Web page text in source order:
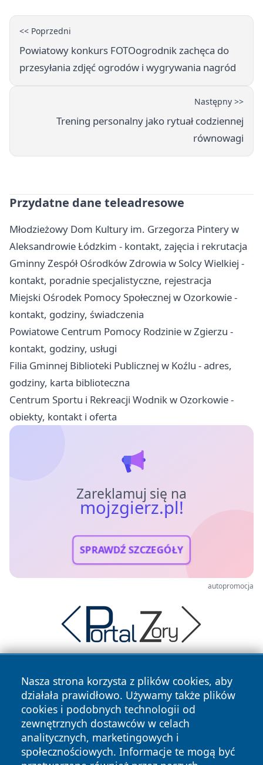
<< Poprzedni
Powiatowy konkurs FOTOogrodnik zachęca do
przesyłania zdjęć ogrodów i wygrywania nagród
Następny >>
Trening personalny jako rytuał codziennej
równowagi
Przydatne dane teleadresowe
Młodzieżowy Dom Kultury im. Grzegorza Pintery w
Aleksandrowie Łódzkim - kontakt, zajęcia i rekrutacja
Gminny Zespół Ośrodków Zdrowia w Solcy Wielkiej -
kontakt, poradnie specjalistyczne, rejestracja
Miejski Ośrodek Pomocy Społecznej w Ozorkowie -
kontakt, godziny, świadczenia
Powiatowe Centrum Pomocy Rodzinie w Zgierzu -
kontakt, godziny, usługi
Filia Gminnej Biblioteki Publicznej w Koźlu - adres,
godziny, karta biblioteczna
Centrum Sportu i Rekreacji Wodnik w Ozorkowie -
obiekty, kontakt i oferta
Zareklamuj się na
mojzgierz.pl!
SPRAWDŹ SZCZEGÓŁY
autopromocja
Nasza strona korzysta z plików cookies, aby
działała prawidłowo. Używamy także plików
cookies i podobnych technologii od
zewnętrznych dostawców w celach
analitycznych, marketingowych i
społecznościowych. Informacje te mogą być
Copyright © 2026 mojzgierz.pl Wszystkie prawa zastrzeżone.